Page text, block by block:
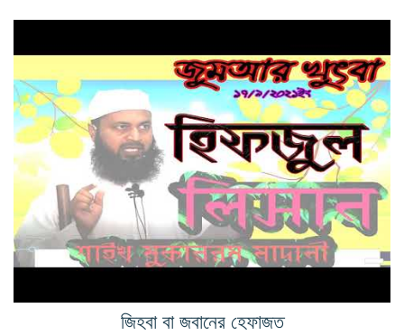
জিহবা বা জবানের হেফাজত